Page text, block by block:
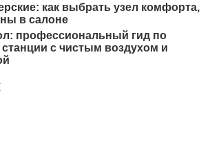
как выбрать узел комфорта,
в салоне
профессиональный гид по
с чистым воздухом и